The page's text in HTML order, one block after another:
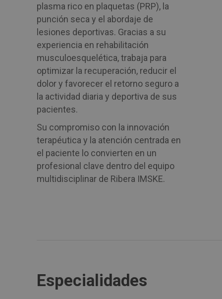
plasma rico en plaquetas (PRP), la
punción seca y el abordaje de
lesiones deportivas. Gracias a su
experiencia en rehabilitación
musculoesquelética, trabaja para
optimizar la recuperación, reducir el
dolor y favorecer el retorno seguro a
la actividad diaria y deportiva de sus
pacientes.
Su compromiso con la innovación
terapéutica y la atención centrada en
el paciente lo convierten en un
profesional clave dentro del equipo
multidisciplinar de Ribera IMSKE.
Especialidades